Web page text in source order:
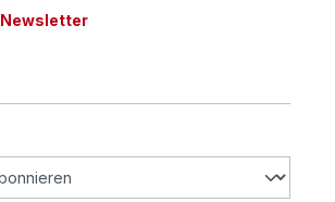
Newsletter